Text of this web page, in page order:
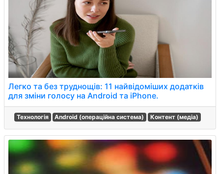
Легко та без труднощів: 11 найвідоміших додатків
для зміни голосу на Android та iPhone.
Технологія Android (операційна система) Контент (медіа)